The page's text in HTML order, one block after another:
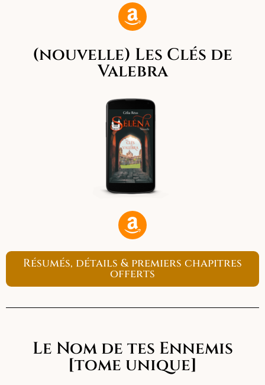
(nouvelle) Les Clés de
Valebra
Résumés, détails & premiers chapitres
offerts
Le Nom de tes Ennemis
[tome unique]